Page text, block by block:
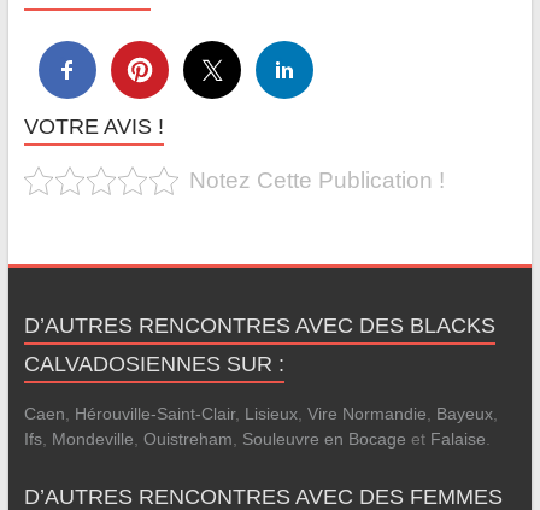
VOTRE AVIS !
Notez Cette Publication !
D’AUTRES RENCONTRES AVEC DES BLACKS
CALVADOSIENNES SUR :
Caen Hérouville-Saint-Clair, Lisieux, Vire Normandie Bayeux,
Ifs, Mondeville Ouistreham Souleuvre en Bocage et Falaise
D’AUTRES RENCONTRES AVEC DES FEMMES